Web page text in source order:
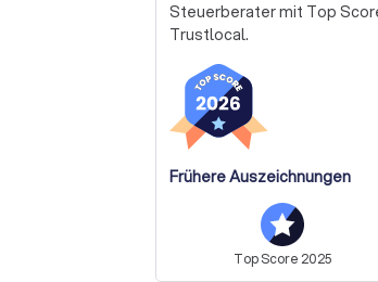
Steuerberater mit Top
Trustlocal.
Frühere Auszeichnungen
TopScore 2025